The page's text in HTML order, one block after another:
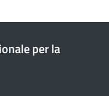
per la